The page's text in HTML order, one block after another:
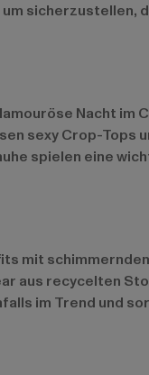
sicherzustellen,
Nacht im
sexy Crop-Tops
spielen eine
mit
aus recycelten
im Trend und